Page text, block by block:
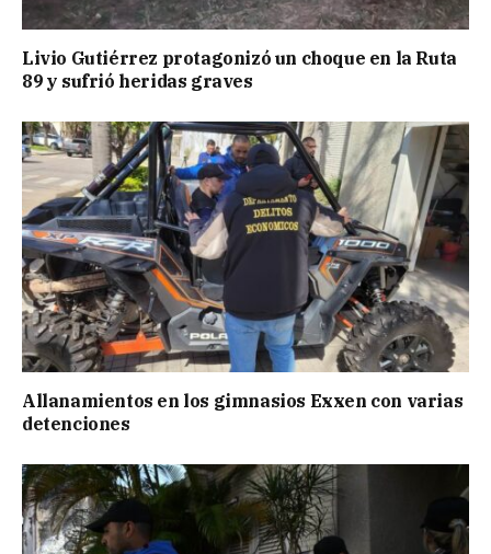
Livio Gutiérrez protagonizó un choque en la Ruta
89 y sufrió heridas graves
Allanamientos en los gimnasios Exxen con varias
detenciones